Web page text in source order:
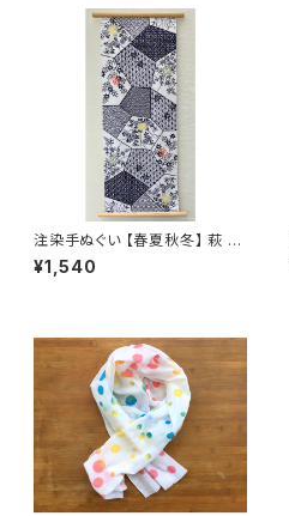
注染手ぬぐい 【春夏秋冬】 萩 菊
桔梗 紅葉 喜多屋商店 てぬぐい
日本製
¥1,540